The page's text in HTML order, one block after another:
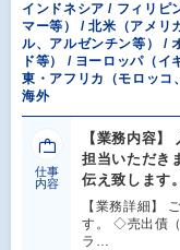
インドネシア / フィリピ
マー等） / 北米（アメリ
ル、アルゼンチン等） /
ド等） / ヨーロッパ（
東・アフリカ（モロッコ
海外
仕事
内容
【業務内容
担当いただき
伝え致します。
【業務詳細】
す。 ◇売出債
ラ…